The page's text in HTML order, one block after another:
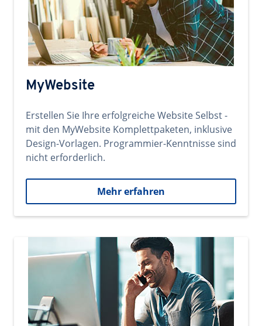
MyWebsite
Erstellen Sie Ihre erfolgreiche Website Selbst -
mit den MyWebsite Komplettpaketen, inklusive
Design-Vorlagen. Programmier-Kenntnisse sind
nicht erforderlich.
Mehr erfahren